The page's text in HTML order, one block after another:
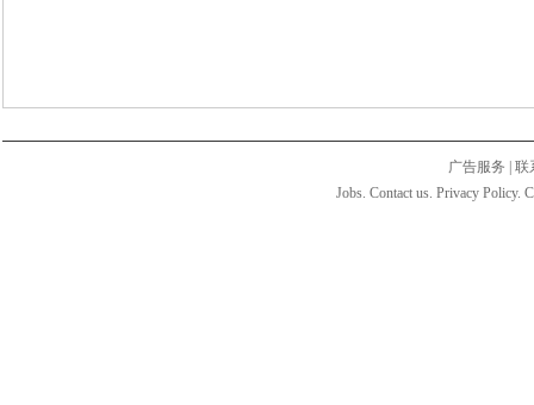
广告服务
联
Jobs. Contact us. Privacy Policy.